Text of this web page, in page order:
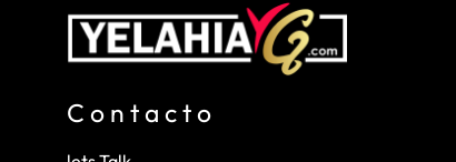
Contacto